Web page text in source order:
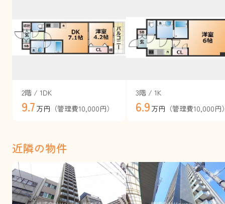
2階 / 1DK
9.7 万円 （管理費10,000円）
3階 / 1K
6.9 万円 （管理費10,000円
近隣の物件